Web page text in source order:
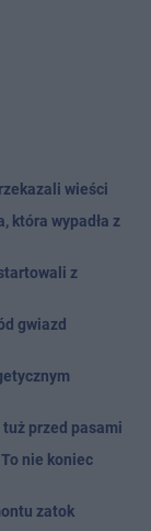
wieści
która wypadła z
z
gwiazd
tuż przed pasami
nie koniec
zatok